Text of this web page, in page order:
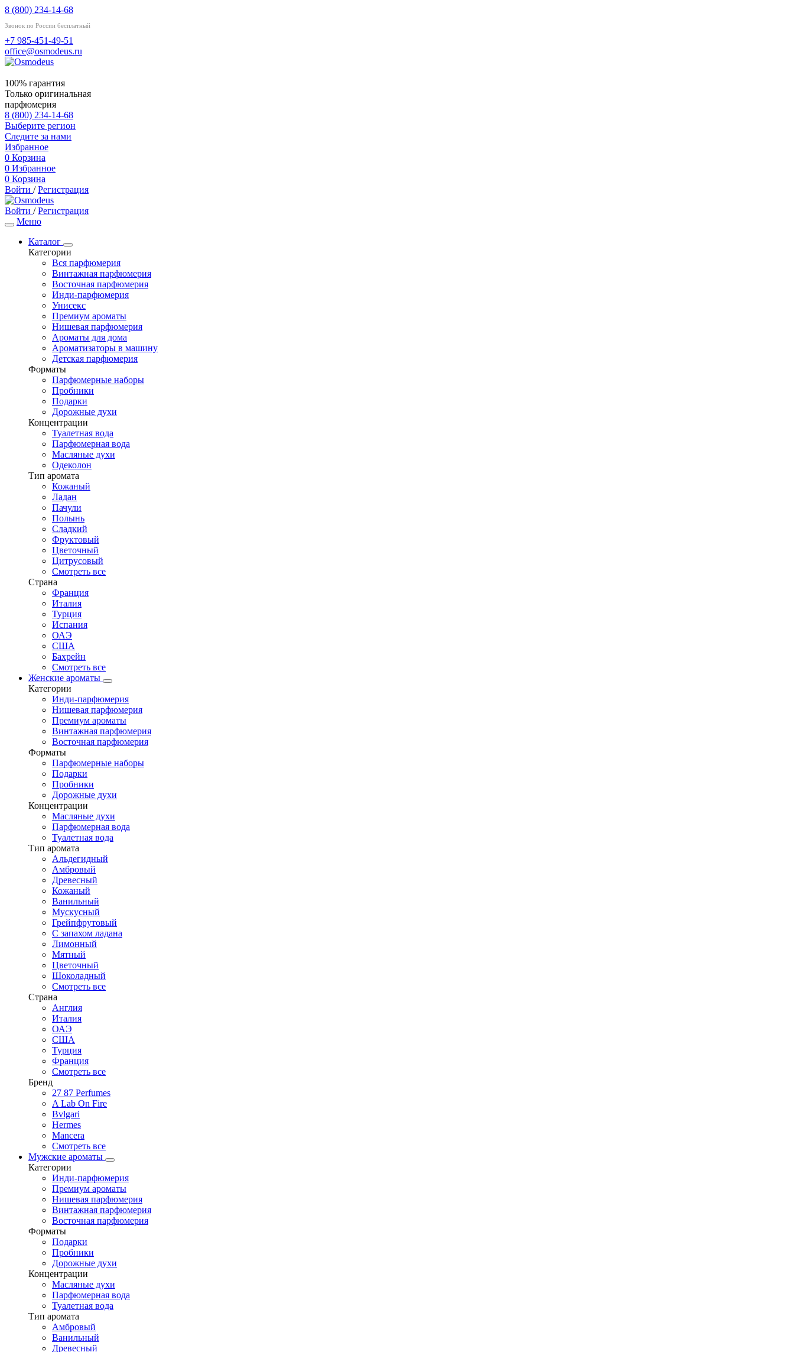
8 (800) 234-14-68
Звонок по России бесплатный
+7 985-451-49-51
office@osmodeus.ru
100% гарантия
Только оригинальная
парфюмерия
8 (800) 234-14-68
Выберите регион
Следите за нами
Избранное
0 Корзина
0 Избранное
0 Корзина
Войти / Регистрация
Войти / Регистрация
Меню
Каталог
Категории
Вся парфюмерия
Винтажная парфюмерия
Восточная парфюмерия
Инди-парфюмерия
Унисекс
Премиум ароматы
Нишевая парфюмерия
Ароматы для дома
Ароматизаторы в машину
Детская парфюмерия
Форматы
Парфюмерные наборы
Пробники
Подарки
Дорожные духи
Концентрации
Туалетная вода
Парфюмерная вода
Масляные духи
Одеколон
Тип аромата
Кожаный
Ладан
Пачули
Полынь
Сладкий
Фруктовый
Цветочный
Цитрусовый
Смотреть все
Страна
Франция
Италия
Турция
Испания
ОАЭ
США
Бахрейн
Смотреть все
Женские ароматы
Категории
Инди-парфюмерия
Нишевая парфюмерия
Премиум ароматы
Винтажная парфюмерия
Восточная парфюмерия
Форматы
Парфюмерные наборы
Подарки
Пробники
Дорожные духи
Концентрации
Масляные духи
Парфюмерная вода
Туалетная вода
Тип аромата
Альдегидный
Амбровый
Древесный
Кожаный
Ванильный
Мускусный
Грейпфрутовый
С запахом ладана
Лимонный
Мятный
Цветочный
Шоколадный
Смотреть все
Страна
Англия
Италия
ОАЭ
США
Турция
Франция
Смотреть все
Бренд
27 87 Perfumes
A Lab On Fire
Bvlgari
Hermes
Mancera
Смотреть все
Мужские ароматы
Категории
Инди-парфюмерия
Премиум ароматы
Нишевая парфюмерия
Винтажная парфюмерия
Восточная парфюмерия
Форматы
Подарки
Пробники
Дорожные духи
Концентрации
Масляные духи
Парфюмерная вода
Туалетная вода
Тип аромата
Амбровый
Ванильный
Древесный